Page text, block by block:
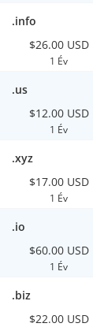
.info
$26.00 USD
1 Év
.us
$12.00 USD
1 Év
.xyz
$17.00 USD
1 Év
.io
$60.00 USD
1 Év
.biz
$22.00 USD